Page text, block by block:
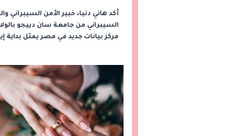
أكد هاني دنيا، خبير الأمن
مركز بيانات جديد في مصر يمثل بداية